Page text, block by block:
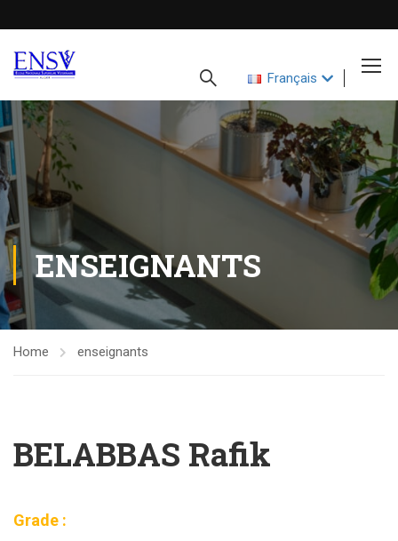
Français
ENSEIGNANTS
Home enseignants
BELABBAS Rafik
Grade :